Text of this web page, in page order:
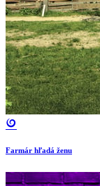
Farmár hľadá ženu